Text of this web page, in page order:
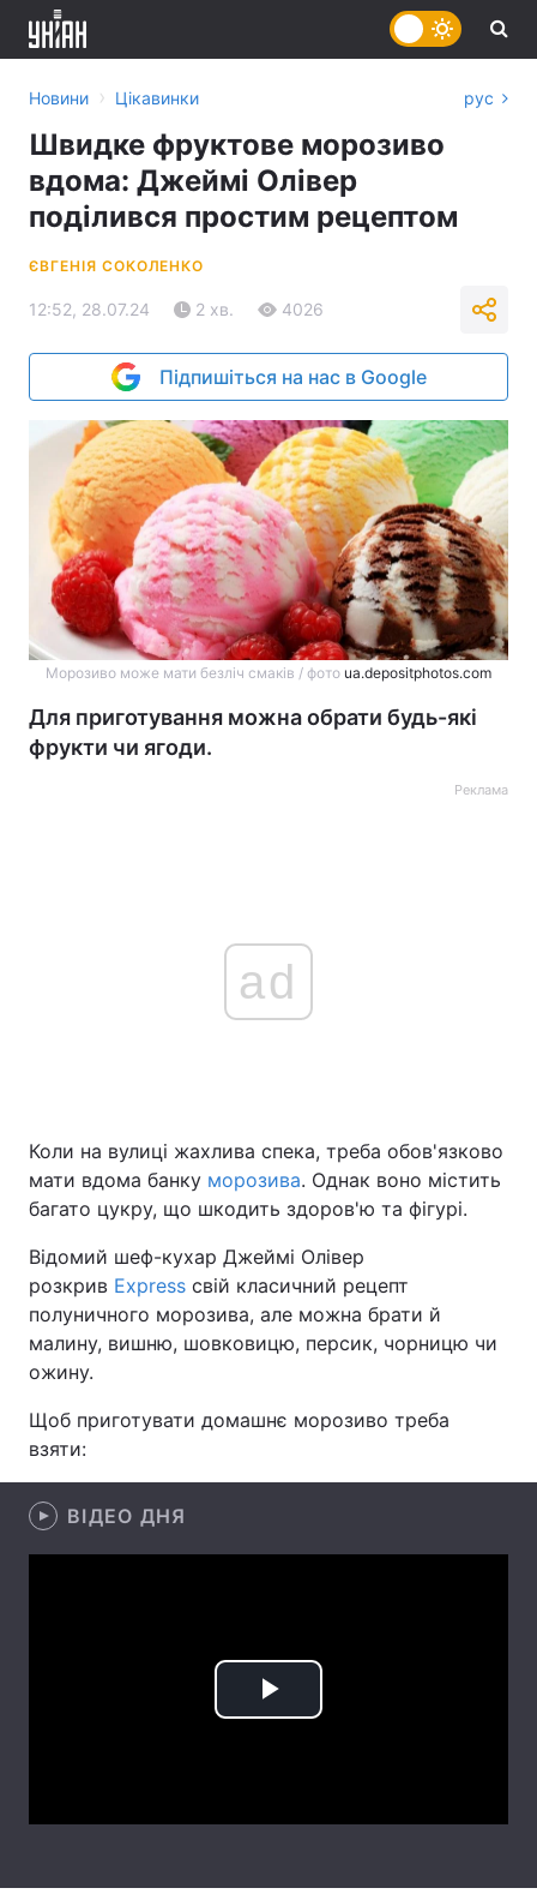
Головна Війна
Економіка Світ
Спорт Наука
Техно і зв'язок
Зброя
Статті
Архів Вакансії
Контакти
Новини › Цікавинки рус
Швидке фруктове морозиво
вдома: Джеймі Олівер
поділився простим рецептом
ЄВГЕНІЯ СОКОЛЕНКО
12:52, 28.07.24 2 хв. 4026
Підпишіться на нас в Google
Морозиво може мати безліч смаків / фото ua.depositphotos.com
Для приготування можна обрати будь-які
фрукти чи ягоди.
Реклама
ad
Коли на вулиці жахлива спека, треба обов'язково
мати вдома банку морозива. Однак воно містить
багато цукру, що шкодить здоров'ю та фігурі.
Відомий шеф-кухар Джеймі Олівер
розкрив Express свій класичний рецепт
полуничного морозива, але можна брати й
малину, вишню, шовковицю, персик, чорницю чи
ожину.
Щоб приготувати домашнє морозиво треба
взяти:
ВІДЕО ДНЯ
Play